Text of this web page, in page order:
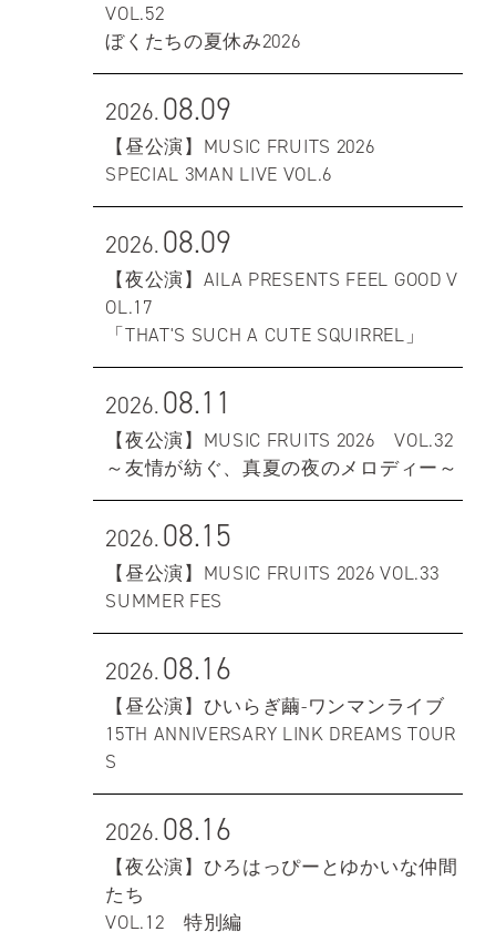
VOL.52
ぼくたちの夏休み2026
2026.08.09
【昼公演】MUSIC FRUITS 2026
SPECIAL 3MAN LIVE VOL.6
2026.08.09
【夜公演】AILA PRESENTS FEEL GOOD V
OL.17
「THAT'S SUCH A CUTE SQUIRREL」
2026.08.11
【夜公演】MUSIC FRUITS 2026 VOL.32
～友情が紡ぐ、真夏の夜のメロディー～
2026.08.15
【昼公演】MUSIC FRUITS 2026 VOL.33
SUMMER FES
2026.08.16
【昼公演】ひいらぎ繭-ワンマンライブ
15TH ANNIVERSARY LINK DREAMS TOUR
S
2026.08.16
【夜公演】ひろはっぴーとゆかいな仲間
たち
VOL.12 特別編